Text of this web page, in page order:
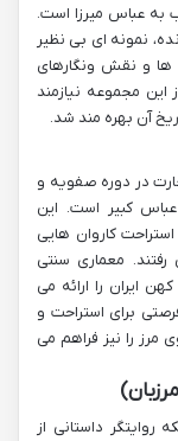
به عباس میرزا است.
نمونه ای بی نظیر
ها و نقش ونگارهای
مجموعه نیازمند
آن بهره مند شد.
در دوره صفویه و
عباس کبیر است. این
استراحت کاروان هایی
معماری سنتی
ایران را ارائه می
برای استراحت و
را نیز فراهم می
داستانی از